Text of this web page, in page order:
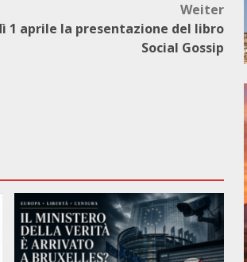
Weiter
1 aprile la presentazione del libro
Social Gossip